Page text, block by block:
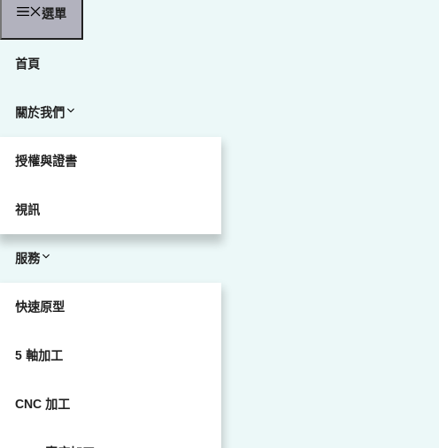
選單
首頁
關於我們
授權與證書
視訊
服務
快速原型
5 軸加工
CNC 加工